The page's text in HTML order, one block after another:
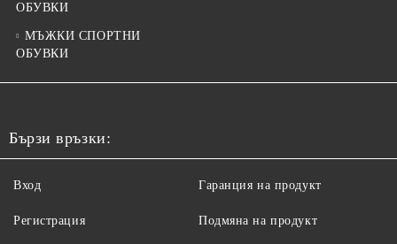
ОБУВКИ
МЪЖКИ СПОРТНИ
ОБУВКИ
Бързи връзки:
Вход
Регистрация
Гаранция на продукт
Подмяна на продукт